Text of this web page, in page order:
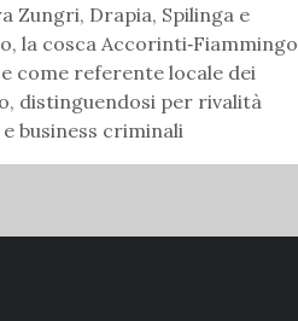
Zungri, Drapia, Spilinga e
la cosca Accorinti‑Fiammingo
come referente locale dei
distinguendosi per rivalità
business criminali